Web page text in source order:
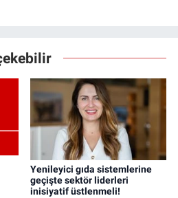
Yenileyici gıda sistemlerine
geçişte sektör liderleri
inisiyatif üstlenmeli!